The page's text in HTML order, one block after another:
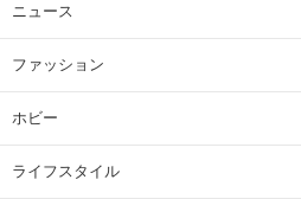
ニュース
ファッション
ホビー
ライフスタイル